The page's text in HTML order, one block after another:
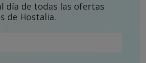
día de todas las ofertas
de Hostalia.